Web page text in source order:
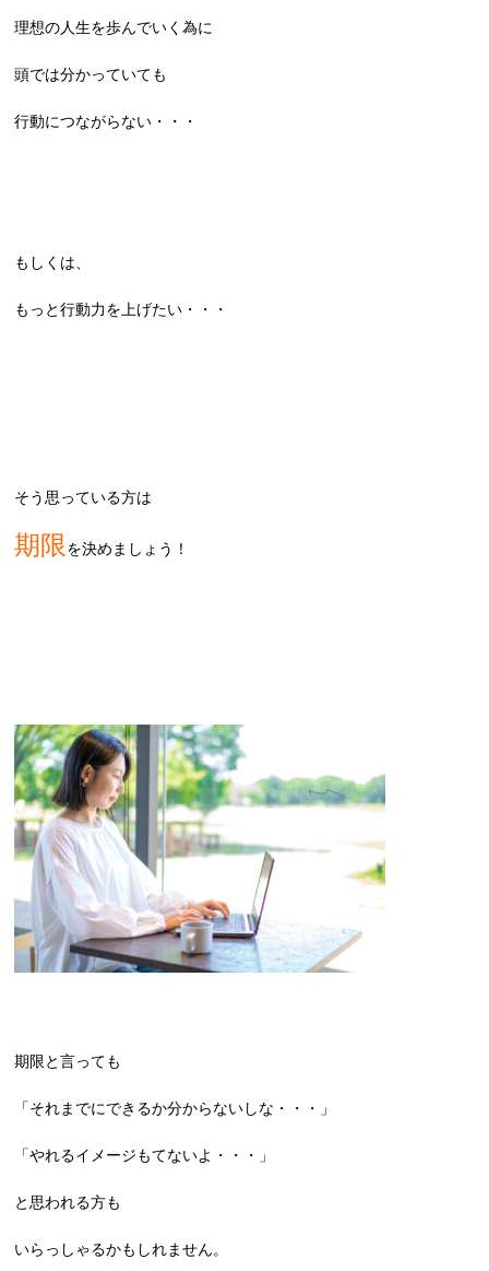
理想の人生を歩んでいく為に
頭では分かっていても
行動につながらない・・・
もしくは、
もっと行動力を上げたい・・・
そう思っている方は
期限を決めましょう！
期限と言っても
「それまでにできるか分からないしな・・・」
「やれるイメージもてないよ・・・」
と思われる方も
いらっしゃるかもしれません。